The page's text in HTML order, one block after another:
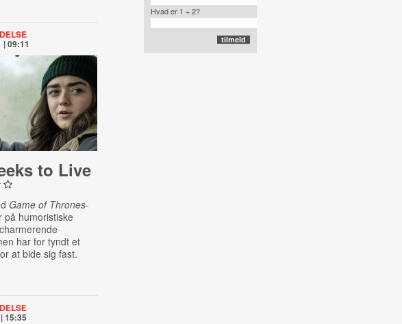
| 09:11
to Live
Game of Thrones-
på humoristiske
har for tyndt et
at bide sig fast.
15:35
Hvad er 1 + 2?